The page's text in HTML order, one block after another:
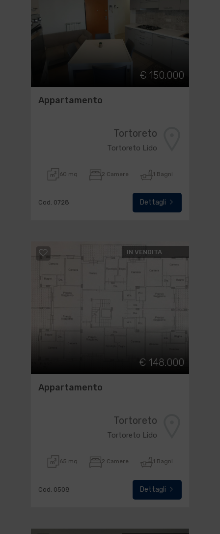
€ 150.000
Appartamento
Tortoreto
Tortoreto Lido
60 mq 2 Camere 1 Bagni
Cod. 0728 Dettagli
IN VENDITA
€ 148.000
Appartamento
Tortoreto
Tortoreto Lido
65 mq 2 Camere 1 Bagni
Cod. 0508 Dettagli